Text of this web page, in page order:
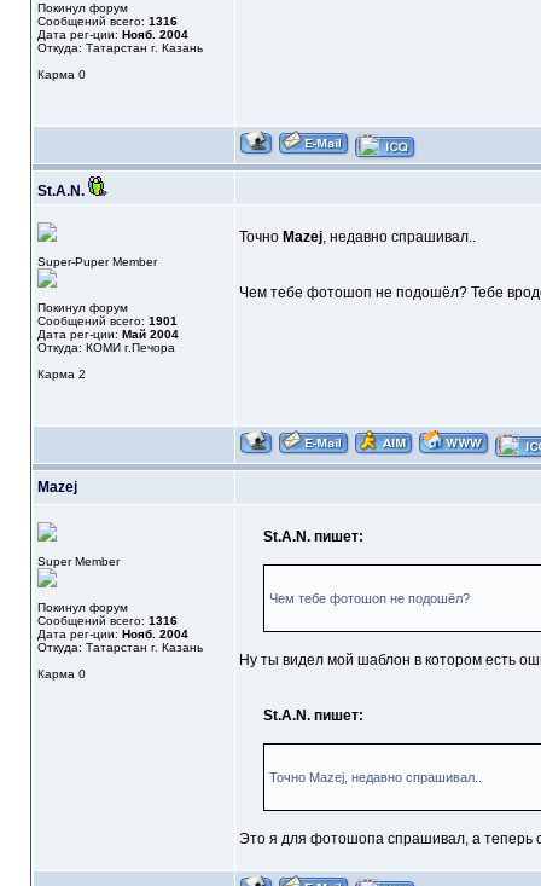
Покинул форум
Сообщений всего: 1316
Дата рег-ции: Нояб. 2004
Откуда: Татарстан г. Казань
Карма 0
St.A.N.
Super-Puper Member
Покинул форум
Сообщений всего: 1901
Дата рег-ции: Май 2004
Откуда: КОМИ г.Печора
Карма 2
Точно Mazej, недавно спрашивал..
Чем тебе фотошоп не подошёл? Тебе
Mazej
Super Member
Покинул форум
Сообщений всего: 1316
Дата рег-ции: Нояб. 2004
Откуда: Татарстан г. Казань
Карма 0
St.A.N. пишет:
Чем тебе фотошоп не подошёл?
Ну ты видел мой шаблон в котором есть
St.A.N. пишет:
Точно Mazej, недавно спрашивал..
Это я для фотошопа спрашивал, а теперь